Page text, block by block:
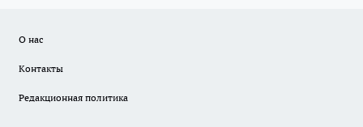
О нас
Контакты
Редакционная политика